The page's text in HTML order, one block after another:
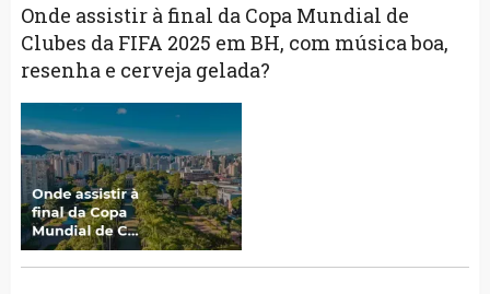
Onde assistir à final da Copa Mundial de
Clubes da FIFA 2025 em BH, com música boa,
resenha e cerveja gelada?